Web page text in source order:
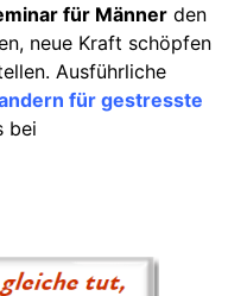
für Männer den
neue Kraft schöpfen
Ausführliche
für gestresste
bei